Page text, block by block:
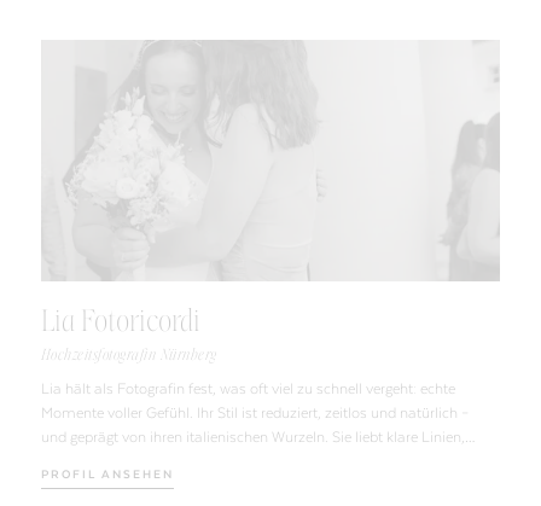
Lia Fotoricordi
Hochzeitsfotografin Nürnberg
Lia hält als Fotografin fest, was oft viel zu schnell vergeht: echte
Momente voller Gefühl. Ihr Stil ist reduziert, zeitlos und natürlich –
und geprägt von ihren italienischen Wurzeln. Sie liebt klare Linien,
Hochzeitsfeste.
PROFIL ANSEHEN